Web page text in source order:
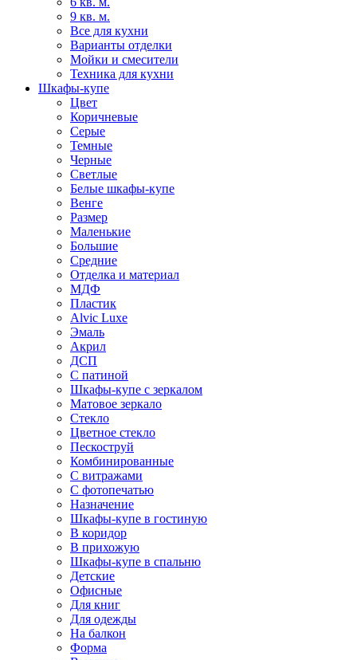
9 кв. м.
Все для кухни
Варианты отделки
Мойки и смесители
Техника для кухни
Шкафы-купе
Цвет
Коричневые
Серые
Темные
Черные
Светлые
Белые шкафы-купе
Венге
Размер
Маленькие
Большие
Средние
Отделка и материал
МДФ
Пластик
Alvic Luxe
Эмаль
Акрил
ДСП
С патиной
Шкафы-купе с зеркалом
Матовое зеркало
Стекло
Цветное стекло
Пескоструй
Комбинированные
С витражами
С фотопечатью
Назначение
Шкафы-купе в гостиную
В коридор
В прихожую
Шкафы-купе в спальню
Детские
Офисные
Для книг
Для одежды
На балкон
Форма